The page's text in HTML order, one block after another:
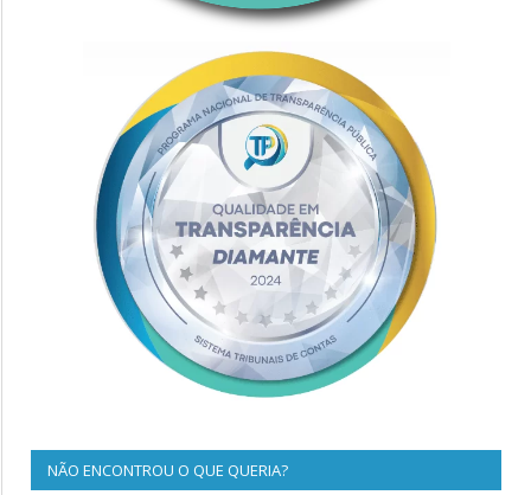
NÃO ENCONTROU O QUE QUERIA?